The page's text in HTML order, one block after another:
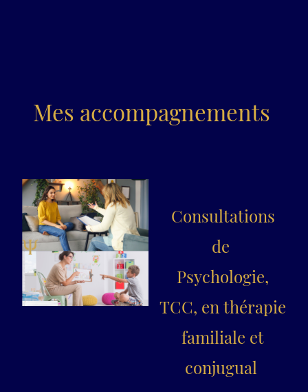
Mes accompagnements
Consultations
de
Psychologie,
TCC, en thérapie
familiale et
conjugual